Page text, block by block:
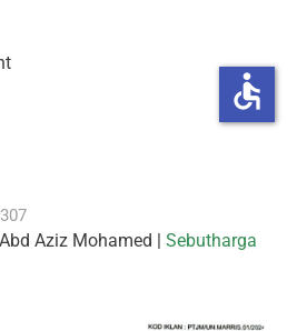
Aziz Mohamed | Sebutharga
accessible